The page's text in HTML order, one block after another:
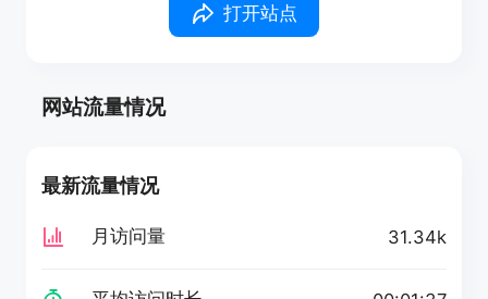
打开站点
网站流量情况
最新流量情况
月访问量 31.34k